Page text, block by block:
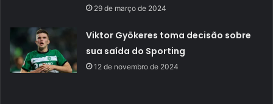
29 de março de 2024
Viktor Gyökeres toma decisão sobre
sua saída do Sporting
12 de novembro de 2024